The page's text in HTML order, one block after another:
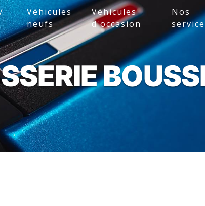
Véhicules
neufs
Véhicules
d'occasion
Nos